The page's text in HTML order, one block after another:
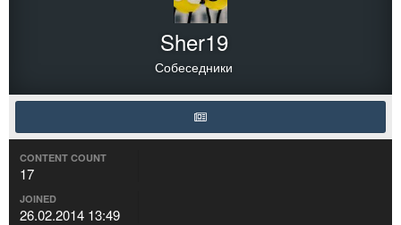
Sher19
Собеседники
CONTENT COUNT
17
JOINED
26.02.2014 13:49